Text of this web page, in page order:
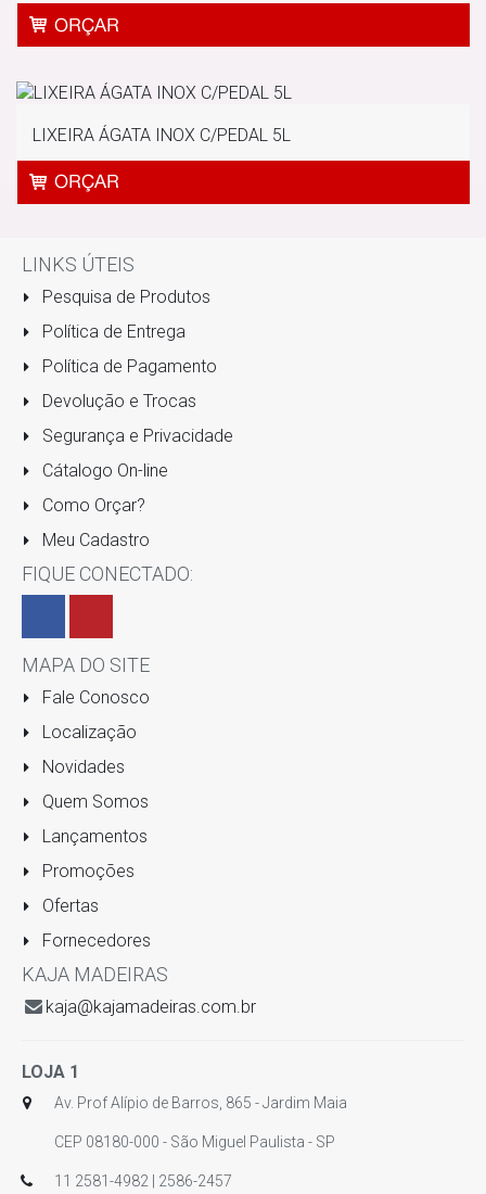
LIXEIRA ÁGATA INOX C/PEDAL 5L
LINKS ÚTEIS
Pesquisa de Produtos
Política de Entrega
Política de Pagamento
Devolução e Trocas
Segurança e Privacidade
Cátalogo On-line
Como Orçar?
Meu Cadastro
FIQUE CONECTADO:
MAPA DO SITE
Fale Conosco
Localização
Novidades
Quem Somos
Lançamentos
Promoções
Ofertas
Fornecedores
KAJA MADEIRAS
kaja@kajamadeiras.com.br
LOJA 1
Av. Prof Alípio de Barros, 865 - Jardim Maia
CEP 08180-000 - São Miguel Paulista - SP
11 2581-4982 | 2586-2457